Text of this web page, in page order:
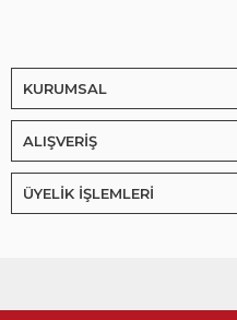
KURUMSAL
ALIŞVERİŞ
ÜYELİK İŞLEMLERİ